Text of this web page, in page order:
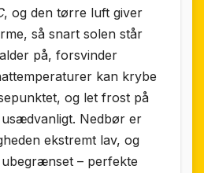
, og den tørre luft giver
så snart solen står
på, forsvinder
kan krybe
og let frost på
Nedbør er
ekstremt lav, og
– perfekte